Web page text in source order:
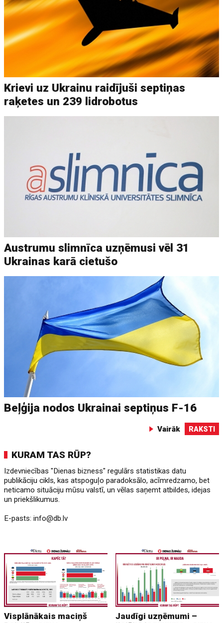
Krievi uz Ukrainu raidījuši septiņas
raķetes un 239 lidrobotus
Austrumu slimnīca uzņēmusi vēl 31
Ukrainas karā cietušo
Beļģija nodos Ukrainai septiņus F-16
Vairāk RAKSTI
KURAM TAS RŪP?
Izdevniecības "Dienas bizness" regulārs statistikas datu
publikāciju cikls, kas atspoguļo paradoksālo, acīmredzamo, bet
neticamo situāciju mūsu valstī, un vēlas saņemt atbildes, idejas
un priekšlikumus.
E-pasts:info@db.lv
Visplānākais maciņš
Jaudīgi uzņēmumi –